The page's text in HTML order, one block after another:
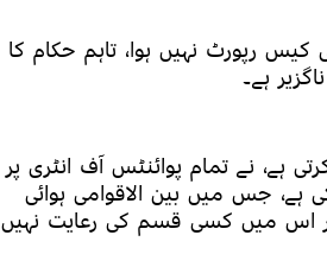
رپورٹ نہیں ہوا، تاہم حکام کا
ہے۔
ہے، نے تمام پوائنٹس آف انٹری پر
ہے، جس میں بین الاقوامی ہوائی
اس میں کسی قسم کی رعایت نہیں